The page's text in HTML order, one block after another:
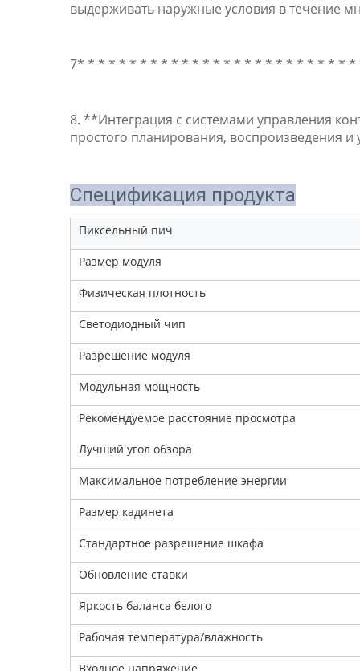
выдерживать наружные условия в течение
7* * * * * * * * * * * * * * * * * * * * * * * * * * * *
8. **Интеграция с системами управления
простого планирования, воспроизведения и
Спецификация продукта
Пиксельный пич
Размер модуля
Физическая плотность
Светодиодный чип
Разрешение модуля
Модульная мощность
Рекомендуемое расстояние просмотра
Лучший угол обзора
Максимальное потребление энергии
Размер кадинета
Стандартное разрешение шкафа
Обновление ставки
Яркость баланса белого
Рабочая температура/влажность